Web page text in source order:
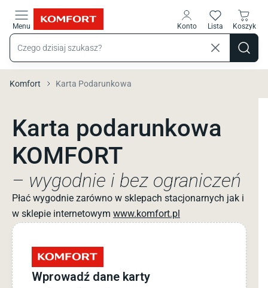
Menu Konto Lista Koszyk
Komfort Karta Podarunkowa
Karta podarunkowa
KOMFORT
– wygodnie i bez ograniczeń
Płać wygodnie zarówno w sklepach stacjonarnych jak i
w sklepie internetowym www.komfort.pl
Wprowadź dane karty